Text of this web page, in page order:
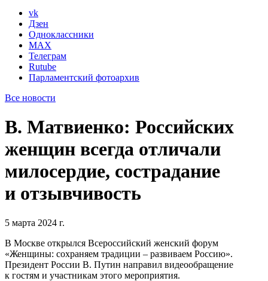
vk
Дзен
Одноклассники
MAX
Телеграм
Rutube
Парламентский фотоархив
Все новости
В. Матвиенко: Российских
женщин всегда отличали
милосердие, сострадание
и отзывчивость
5 марта 2024 г.
В Москве открылся Всероссийский женский форум
«Женщины: сохраняем традиции – развиваем Россию».
Президент России В. Путин направил видеообращение
к гостям и участникам этого мероприятия.